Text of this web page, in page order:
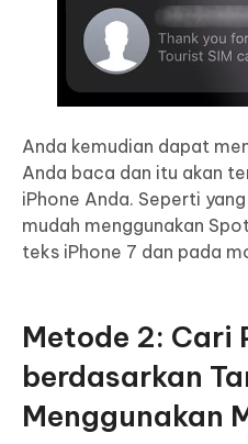
Anda kemudian dapat
Anda baca dan itu akan
iPhone Anda. Seperti
mudah menggunakan
teks iPhone 7 dan pada
Metode 2: Cari
berdasarkan
Menggunakan